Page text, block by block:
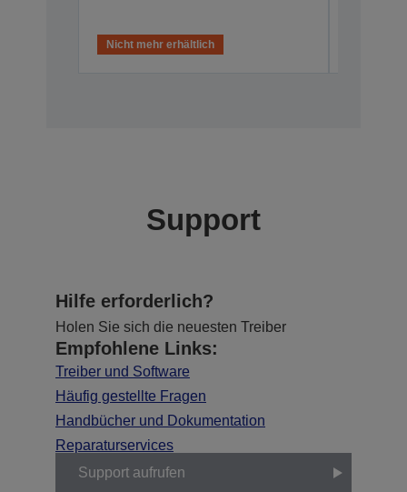
Nicht mehr erhältlich
Support
Hilfe erforderlich?
Holen Sie sich die neuesten Treiber
Empfohlene Links:
Treiber und Software
Häufig gestellte Fragen
Handbücher und Dokumentation
Reparaturservices
Support aufrufen